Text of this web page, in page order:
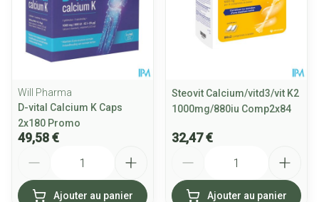
Will Pharma
D-vital Calcium K Caps
2x180 Promo
49,58 €
Ajouter au panier
Steovit Calcium/vitd3/vit K2
1000mg/880iu Comp2x84
32,47 €
Ajouter au panier